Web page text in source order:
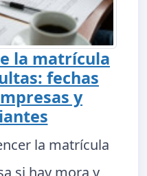
la matrícula
fechas
y
la matrícula
si hay mora y